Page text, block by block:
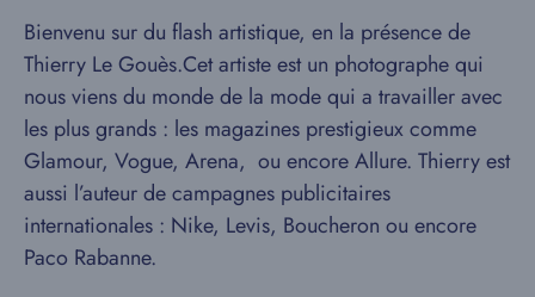
Bienvenu sur du flash artistique, en la présence de
Thierry Le Gouès.Cet artiste est un photographe qui
nous viens du monde de la mode qui a travailler avec
les plus grands : les magazines prestigieux comme
Glamour, Vogue, Arena, ou encore Allure. Thierry est
aussi l’auteur de campagnes publicitaires
internationales : Nike, Levis, Boucheron ou encore
Paco Rabanne.